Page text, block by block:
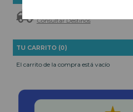
Consultar Destinos
TU CARRITO (0)
El carrito de la compra está vacío